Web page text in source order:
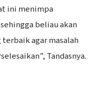
ini menimpa
beliau akan
agar masalah
Tandasnya.